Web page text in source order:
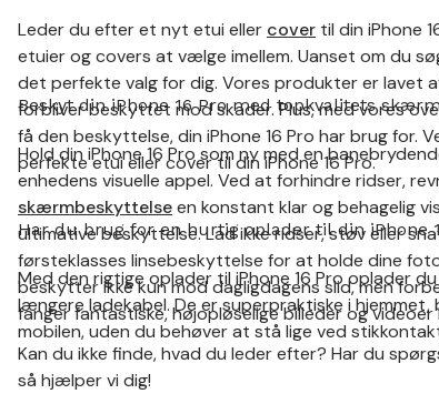
Leder du efter et nyt etui eller cover til din iPhone
etuier og covers at vælge imellem. Uanset om du
det perfekte valg for dig. Vores produkter er lavet
forbliver beskyttet mod skader. Plus, med vores
få den beskyttelse, din iPhone 16 Pro har brug for.
perfekte etui eller cover til din iPhone 16 Pro.
Beskyt din iPhone 16 Pro med topkvalitets
Hold din iPhone 16 Pro som ny med en
enhedens visuelle appel. Ved at forhindre ridser,
skærmbeskyttelseen konstant klar og behagelig
ultimative beskyttelse. Lad ikke ridser, støv eller
førsteklasses linsebeskyttelse for at holde dine
beskytter ikke kun mod dagligdagens slid, men
fanger fantastiske, højopløselige billeder og videoer
Har du brug for en hurtig oplader til din iPhone
Med den rigtige oplader til iPhone 16 Pro oplader
længere ladekabel. De er superpraktiske i
mobilen, uden du behøver at stå lige ved
Kan du ikke finde, hvad du leder efter? Har du
så hjælper vi dig!